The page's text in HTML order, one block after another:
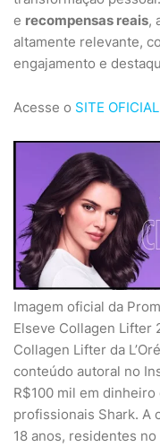
e recompensas reais,
altamente relevante,
engajamento e
Acesse o SITE OFICIAL
Imagem oficial da
Elseve Collagen Lifter
Collagen Lifter da
conteúdo autoral no
R$100 mil em
profissionais Shark. A
18 anos, residentes